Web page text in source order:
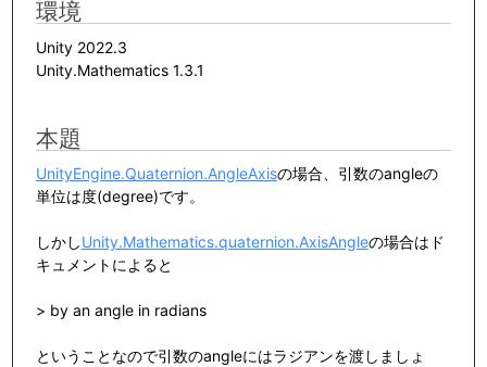
環境
Unity 2022.3
Unity.Mathematics 1.3.1
本題
UnityEngine.Quaternion.AngleAxisの場合、引数のangleの
単位は度(degree)です。
しかしUnity.Mathematics.quaternion.AxisAngleの場合はド
キュメントによると
> by an angle in radians
ということなので引数のangleにはラジアンを渡しましょ